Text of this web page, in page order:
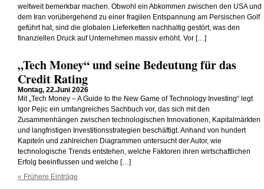
weltweit bemerkbar machen. Obwohl ein Abkommen zwischen den USA und
dem Iran vorübergehend zu einer fragilen Entspannung am Persischen Golf
geführt hat, sind die globalen Lieferketten nachhaltig gestört, was den
finanziellen Druck auf Unternehmen massiv erhöht. Vor […]
„Tech Money“ und seine Bedeutung für das
Credit Rating
Montag, 22.Juni 2026
Mit „Tech Money – A Guide to the New Game of Technology Investing“ legt
Igor Pejic ein umfangreiches Sachbuch vor, das sich mit den
Zusammenhängen zwischen technologischen Innovationen, Kapitalmärkten
und langfristigen Investitionsstrategien beschäftigt. Anhand von hundert
Kapiteln und zahlreichen Diagrammen untersucht der Autor, wie
technologische Trends entstehen, welche Faktoren ihren wirtschaftlichen
Erfolg beeinflussen und welche […]
« Frühere Einträge